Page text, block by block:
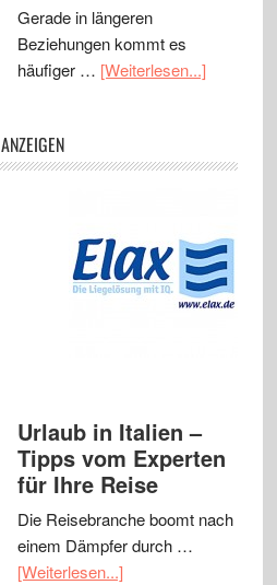
Gerade in längeren
Beziehungen kommt es
häufiger … [Weiterlesen...]
ANZEIGEN
Urlaub in Italien –
Tipps vom Experten
für Ihre Reise
Die Reisebranche boomt nach
einem Dämpfer durch …
[Weiterlesen...]